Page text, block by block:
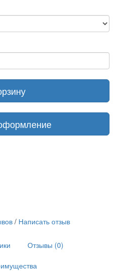
/ Написать отзыв
Отзывы (0)